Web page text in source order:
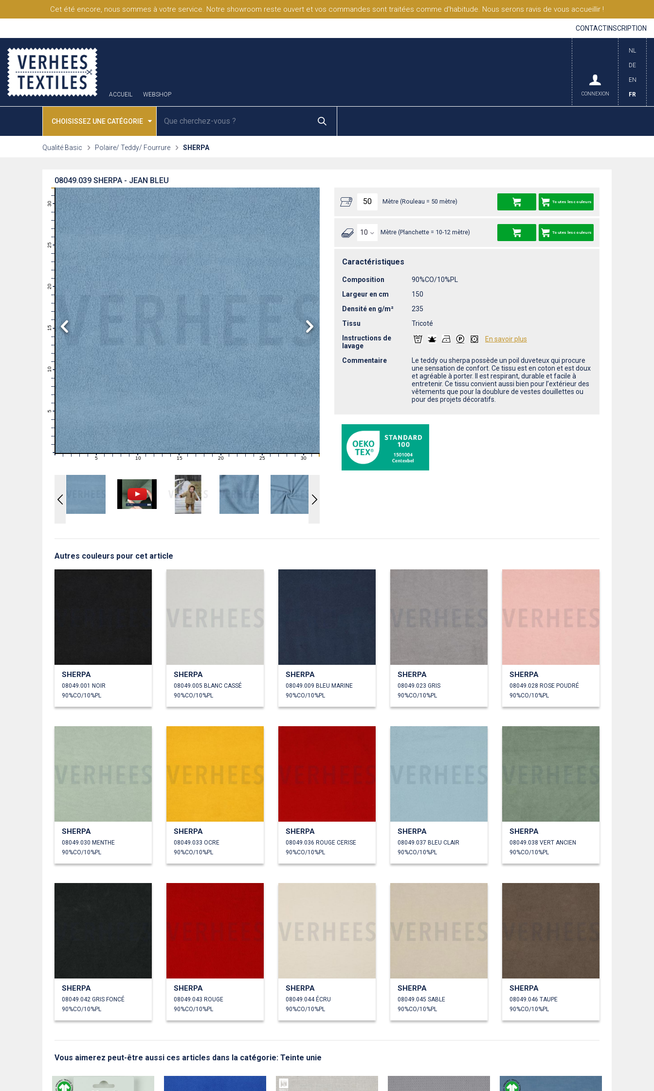
Cet été encore, nous sommes à votre service. Notre showroom reste ouvert et vos commandes sont traitées comme d'habitude. Nous serons ravis de vous accueillir !
CONTACT INSCRIPTION
ACCUEIL WEBSHOP
NL
DE
EN
FR
CONNEXION
CHOISISSEZ UNE CATÉGORIE
Qualité Basic Polaire/ Teddy/ Fourrure SHERPA
SHERPA - JEAN BLEU
08049.039
10
11
12
13
14
15
16
17
18
19
20
21
22
23
24
25
26
27
28
29
30
31
0 1 2 3 4 6 7 8 9 11 12 13 14 15 16 17 18 19 20 21 22 23 24 25 26 27 28 29 30 31
Mètre (Rouleau = 50 mètre) Toutes les couleurs
Mètre (Planchette = 10-12 mètre) Toutes les couleurs
Caractéristiques
Composition
90%CO/10%PL
Largeur en cm
150
Densité en g/m²
235
Tissu
Tricoté
Instructions de
lavage
En savoir plus
Commentaire
Le teddy ou sherpa possède un poil duveteux qui procure
une sensation de confort. Ce tissu est en coton et est doux
et agréable à porter. Il est respirant, durable et facile à
entretenir. Ce tissu convient aussi bien pour l’extérieur des
vêtements que pour la doublure de vestes douillettes ou
pour des projets décoratifs.
Autres couleurs pour cet article
SHERPA
08049.001 NOIR
90%CO/10%PL
SHERPA
08049.005 BLANC CASSÉ
90%CO/10%PL
SHERPA
08049.009 BLEU MARINE
90%CO/10%PL
SHERPA
08049.023 GRIS
90%CO/10%PL
SHERPA
08049.028 ROSE POUDRÉ
90%CO/10%PL
SHERPA
08049.030 MENTHE
90%CO/10%PL
SHERPA
08049.033 OCRE
90%CO/10%PL
SHERPA
08049.036 ROUGE CERISE
90%CO/10%PL
SHERPA
08049.037 BLEU CLAIR
90%CO/10%PL
SHERPA
08049.038 VERT ANCIEN
90%CO/10%PL
SHERPA
08049.042 GRIS FONCÉ
90%CO/10%PL
SHERPA
08049.043 ROUGE
90%CO/10%PL
SHERPA
08049.044 ÉCRU
90%CO/10%PL
SHERPA
08049.045 SABLE
90%CO/10%PL
SHERPA
08049.046 TAUPE
90%CO/10%PL
Vous aimerez peut-être aussi ces articles dans la catégorie: Teinte unie